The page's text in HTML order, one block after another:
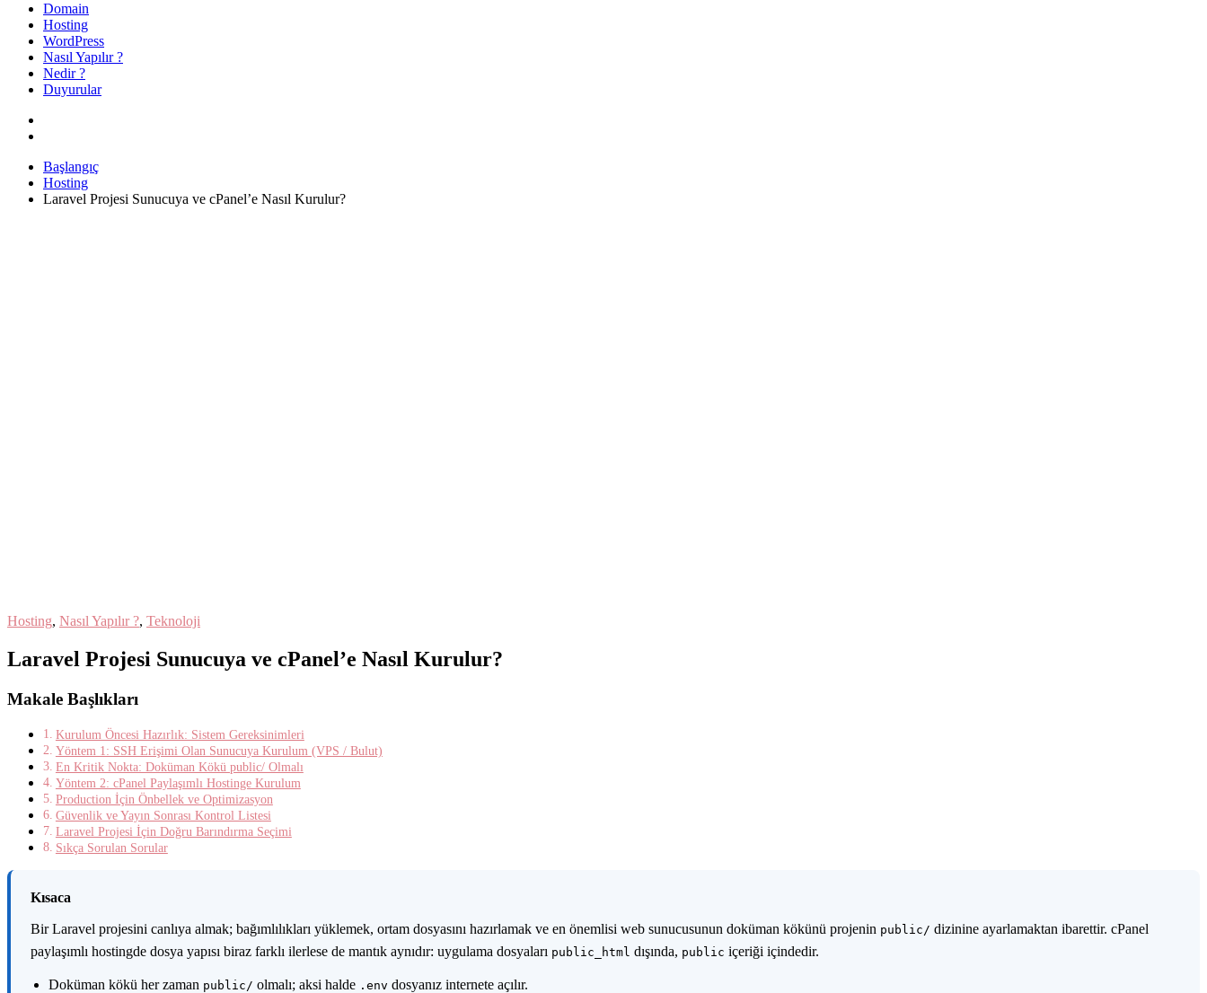
Domain
Hosting
WordPress
Nasıl Yapılır ?
Nedir ?
Duyurular
Başlangıç
Hosting
Laravel Projesi Sunucuya ve cPanel’e Nasıl Kurulur?
Hosting, Nasıl Yapılır ?, Teknoloji
Laravel Projesi Sunucuya ve cPanel’e Nasıl Kurulur?
Makale Başlıkları
Kurulum Öncesi Hazırlık: Sistem Gereksinimleri
Yöntem 1: SSH Erişimi Olan Sunucuya Kurulum (VPS / Bulut)
En Kritik Nokta: Doküman Kökü public/ Olmalı
Yöntem 2: cPanel Paylaşımlı Hostinge Kurulum
Production İçin Önbellek ve Optimizasyon
Güvenlik ve Yayın Sonrası Kontrol Listesi
Laravel Projesi İçin Doğru Barındırma Seçimi
Sıkça Sorulan Sorular
Kısaca
Bir Laravel projesini canlıya almak; bağımlılıkları yüklemek, ortam dosyasını hazırlamak ve en önemlisi web sunucusunun doküman kökünü projenin public/ dizinine ayarlamaktan ibarettir. cPanel
paylaşımlı hostingde dosya yapısı biraz farklı ilerlese de mantık aynıdır: uygulama dosyaları public_html dışında, public içeriği içindedir.
Doküman kökü her zaman public/ olmalı; aksi halde .env dosyanız internete açılır.